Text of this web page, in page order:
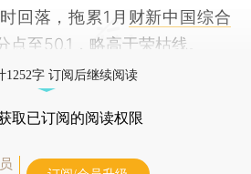
回落，拖累1月 财新中国综合
点至50.1，略高于荣枯线。
1252字 订阅后继续阅读
取已订阅的阅读权限